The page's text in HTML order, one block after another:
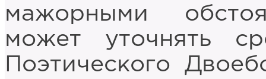
мажорными
может уточнять
Поэтического